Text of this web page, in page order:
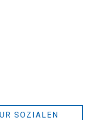
SOZIALEN